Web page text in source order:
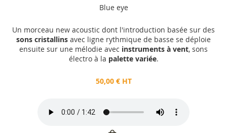
Blue eye
Un morceau new acoustic dont l'introduction basée sur des
sons cristallins avec ligne rythmique de basse se déploie
ensuite sur une mélodie avec instruments à vent, sons
électro à la palette variée.
50,00 € HT